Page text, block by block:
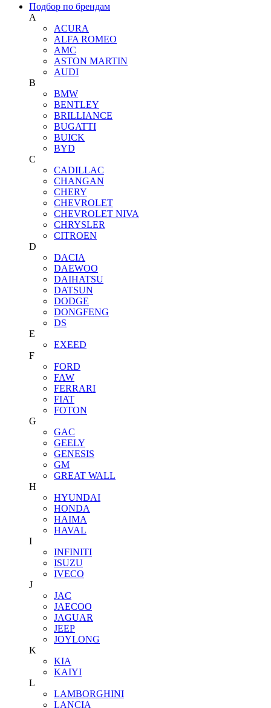
Подбор по брендам
A
ACURA
ALFA ROMEO
AMC
ASTON MARTIN
AUDI
B
BMW
BENTLEY
BRILLIANCE
BUGATTI
BUICK
BYD
C
CADILLAC
CHANGAN
CHERY
CHEVROLET
CHEVROLET NIVA
CHRYSLER
CITROEN
D
DACIA
DAEWOO
DAIHATSU
DATSUN
DODGE
DONGFENG
DS
E
EXEED
F
FORD
FAW
FERRARI
FIAT
FOTON
G
GAC
GEELY
GENESIS
GM
GREAT WALL
H
HYUNDAI
HONDA
HAIMA
HAVAL
I
INFINITI
ISUZU
IVECO
J
JAC
JAECOO
JAGUAR
JEEP
JOYLONG
K
KIA
KAIYI
L
LAMBORGHINI
LANCIA